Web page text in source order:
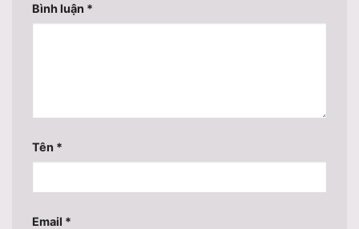
Bình luận *
Tên *
Email *